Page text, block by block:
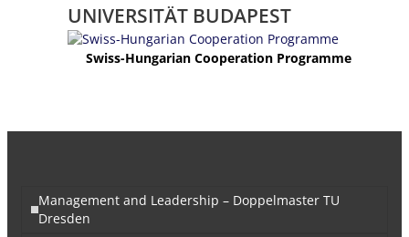
UNIVERSITÄT BUDAPEST
Swiss-Hungarian Cooperation Programme
Management and Leadership – Doppelmaster TU
Dresden